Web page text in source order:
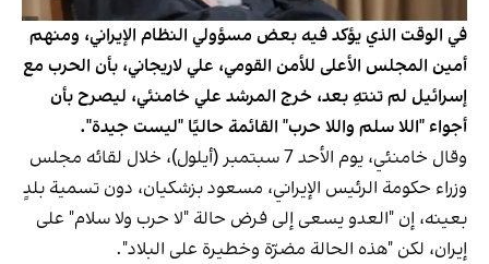
في الوقت الذي يؤكد فيه بعض مسؤولي النظام الإيراني، ومنهم
أمين المجلس الأعلى للأمن القومي، علي لاريجاني، بأن الحرب مع
إسرائيل لم تنتهِ بعد، خرج المرشد علي خامنئي، ليصرح بأن
أجواء "اللا سلم واللا حرب" القائمة حاليًا "ليست جيدة".
وقال خامنئي، يوم الأحد 7 سبتمبر (أيلول)، خلال لقائه مجلس
وزراء حكومة الرئيس الإيراني، مسعود بزشكيان، دون تسمية بلدٍ
بعينه، إن "العدو يسعى إلى فرض حالة "لا حرب ولا سلام" على
إيران، لكن "هذه الحالة مضرّة وخطيرة على البلاد".